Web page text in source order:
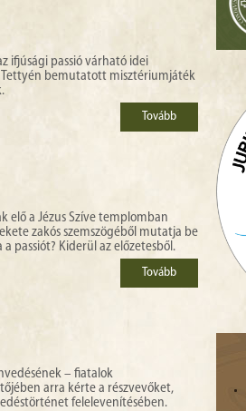
ifjúsági passió várható idei
Tettyén bemutatott misztériumjáték
Tovább
elő a Jézus Szíve templomban
zakós szemszögéből mutatja be
passiót? Kiderül az előzetesből.
Tovább
– fiatalok
arra kérte a részvevőket,
felelevenítésében.